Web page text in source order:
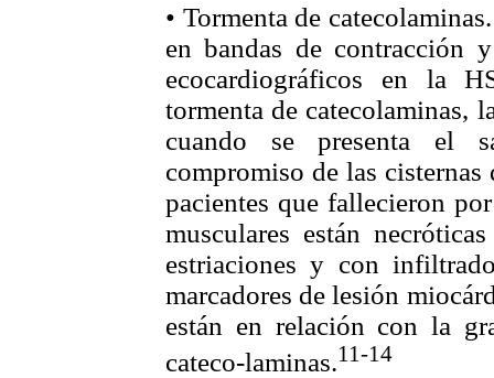
• Tormenta de
en bandas de contracción
ecocardiográficos en la
tormenta de catecolaminas,
cuando se presenta el
compromiso de las cisternas
pacientes que fallecieron
musculares están
estriaciones y con
marcadores de lesión
están en relación con la
cateco-laminas.11-14